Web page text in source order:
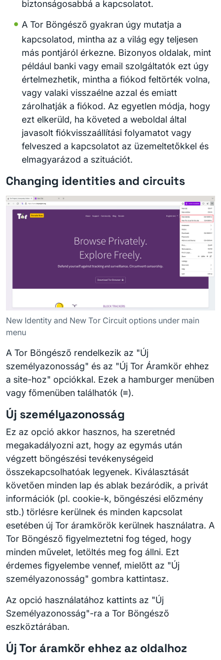
biztonságosabbá a kapcsolatot.
A Tor Böngésző gyakran úgy mutatja a
kapcsolatod, mintha az a világ egy teljesen
más pontjáról érkezne. Bizonyos oldalak, mint
például banki vagy email szolgáltatók ezt úgy
értelmezhetik, mintha a fiókod feltörték volna,
vagy valaki visszaélne azzal és emiatt
zárolhatják a fiókod. Az egyetlen módja, hogy
ezt elkerüld, ha követed a weboldal által
javasolt fiókvisszaállítási folyamatot vagy
felveszed a kapcsolatot az üzemeltetőkkel és
elmagyarázod a szituációt.
Changing identities and circuits
New Identity and New Tor Circuit options under main
menu
A Tor Böngésző rendelkezik az "Új
személyazonosság" és az "Új Tor Áramkör ehhez
a site-hoz" opciókkal. Ezek a hamburger menüben
vagy főmenüben találhatók (≡).
Új személyazonosság
Ez az opció akkor hasznos, ha szeretnéd
megakadályozni azt, hogy az egymás után
végzett böngészési tevékenységeid
összekapcsolhatóak legyenek. Kiválasztását
követően minden lap és ablak bezáródik, a privát
információk (pl. cookie-k, böngészési előzmény
stb.) törlésre kerülnek és minden kapcsolat
esetében új Tor áramkörök kerülnek használatra. A
Tor Böngésző figyelmeztetni fog téged, hogy
minden művelet, letöltés meg fog állni. Ezt
érdemes figyelembe vennef, mielőtt az "Új
személyazonosság" gombra kattintasz.
Az opció használatához kattints az "Új
Személyazonosság"-ra a Tor Böngésző
eszköztárában.
Új Tor áramkör ehhez az oldalhoz